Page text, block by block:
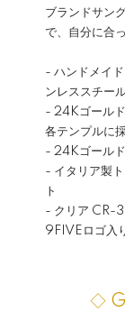
ブランドサン
で、自分に合
- ハンドメイ
ンレススチー
- 24Kゴール
各テンプルに
- 24Kゴールド
- イタリア製
ト
- クリア CR-
9FIVEロゴ入
◇